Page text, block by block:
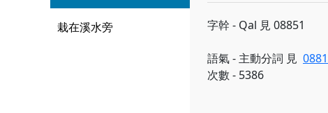
栽在溪水旁 字幹 - Qal 見 08851
語氣 - 主動分詞 見
次數 - 5386